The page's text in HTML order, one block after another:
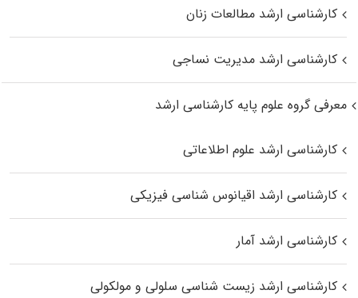
کارشناسی ارشد مطالعات زنان
کارشناسی ارشد مدیریت نساجی
معرفی گروه علوم پایه کارشناسی ارشد
کارشناسی ارشد علوم اطلاعاتی
کارشناسی ارشد اقیانوس‌ شناسی فیزیکی
کارشناسی ارشد آمار
کارشناسی ارشد زیست شناسی سلولی و مولکولی